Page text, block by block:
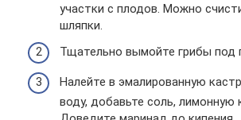
участки с плодов. Можно
шляпки.
Тщательно вымойте грибы под
Налейте в эмалированную
воду, добавьте соль, лимонную